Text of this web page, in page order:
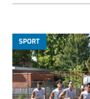
SPORT